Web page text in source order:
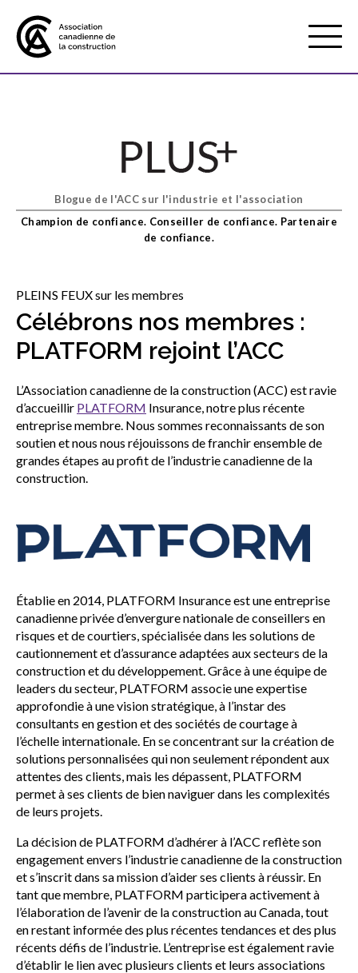
Mobile
Menu
À propos de nous
Adhésion
Show
sub
Services axés sur les pratiques
exemplaires
Sceau d’or
sub
menu
Événements
Blogue de l'ACC sur l'industrie et l'association
Champion de confiance. Conseiller de confiance. Partenaire
de confiance.
PLEINS FEUX sur les membres
Célébrons nos membres :
PLATFORM rejoint l’ACC
L’Association canadienne de la construction (ACC) est ravie
d’accueillir PLATFORM Insurance, notre plus récente
entreprise membre. Nous sommes reconnaissants de son
soutien et nous nous réjouissons de franchir ensemble de
grandes étapes au profit de l’industrie canadienne de la
construction.
Établie en 2014, PLATFORM Insurance est une entreprise
canadienne privée d’envergure nationale de conseillers en
risques et de courtiers, spécialisée dans les solutions de
cautionnement et d’assurance adaptées aux secteurs de la
construction et du développement. Grâce à une équipe de
leaders du secteur, PLATFORM associe une expertise
approfondie à une vision stratégique, à l’instar des
consultants en gestion et des sociétés de courtage à
l’échelle internationale. En se concentrant sur la création de
solutions personnalisées qui non seulement répondent aux
attentes des clients, mais les dépassent, PLATFORM
permet à ses clients de bien naviguer dans les complexités
de leurs projets.
La décision de PLATFORM d’adhérer à l’ACC reflète son
engagement envers l’industrie canadienne de la construction
et s’inscrit dans sa mission d’aider ses clients à réussir. En
tant que membre, PLATFORM participera activement à
l’élaboration de l’avenir de la construction au Canada, tout
en restant informée des plus récentes tendances et des plus
récents défis de l’industrie. L’entreprise est également ravie
d’établir le lien avec plusieurs clients et leurs associations